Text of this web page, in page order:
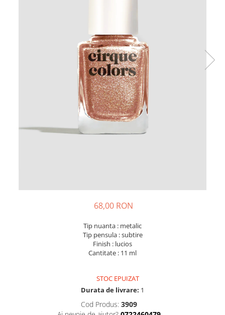
68,00 RON
Tip nuanta : metalic
Tip pensula : subtire
Finish : lucios
Cantitate : 11 ml
STOC EPUIZAT
Durata de livrare: 1
Cod Produs: 3909